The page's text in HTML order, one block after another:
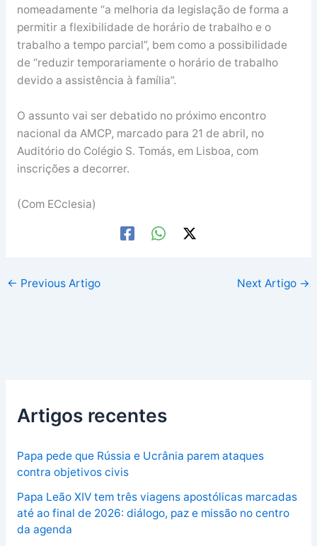
nomeadamente “a melhoria da legislação de forma a
permitir a flexibilidade de horário de trabalho e o
trabalho a tempo parcial”, bem como a possibilidade
de “reduzir temporariamente o horário de trabalho
devido a assistência à família”.
O assunto vai ser debatido no próximo encontro
nacional da AMCP, marcado para 21 de abril, no
Auditório do Colégio S. Tomás, em Lisboa, com
inscrições a decorrer.
(Com ECclesia)
← Previous Artigo Next Artigo →
Artigos recentes
Papa pede que Rússia e Ucrânia parem ataques
contra objetivos civis
Papa Leão XIV tem três viagens apostólicas marcadas
até ao final de 2026: diálogo, paz e missão no centro
da agenda